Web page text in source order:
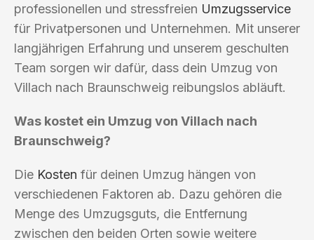
professionellen und stressfreien Umzugsservice
für Privatpersonen und Unternehmen. Mit unserer
langjährigen Erfahrung und unserem geschulten
Team sorgen wir dafür, dass dein Umzug von
Villach nach Braunschweig reibungslos abläuft.
Was kostet ein Umzug von Villach nach
Braunschweig?
Die Kosten für deinen Umzug hängen von
verschiedenen Faktoren ab. Dazu gehören die
Menge des Umzugsguts, die Entfernung
zwischen den beiden Orten sowie weitere